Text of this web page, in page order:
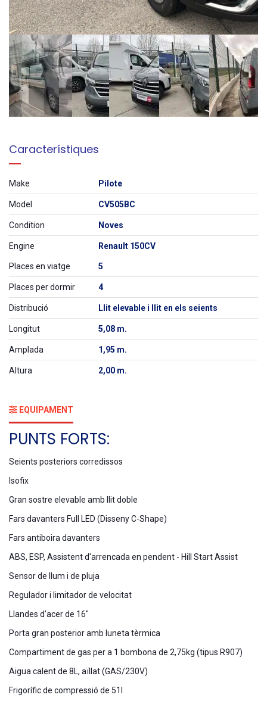
Característiques
Make Pilote
Model CV505BC
Condition Noves
Engine Renault 150CV
Places en viatge 5
Places per dormir 4
Distribució Llit elevable i llit en els seients
Longitut 5,08 m.
Amplada 1,95 m.
Altura 2,00 m.
EQUIPAMENT
PUNTS FORTS:
Seients posteriors corredissos
Isofix
Gran sostre elevable amb llit doble
Fars davanters Full LED (Disseny C-Shape)
Fars antiboira davanters
ABS, ESP, Assistent d'arrencada en pendent - Hill Start Assist
Sensor de llum i de pluja
Regulador i limitador de velocitat
Llandes d'acer de 16"
Porta gran posterior amb luneta tèrmica
Compartiment de gas per a 1 bombona de 2,75kg (tipus R907)
Aigua calent de 8L, aïllat (GAS/230V)
Frigorífic de compressió de 51l